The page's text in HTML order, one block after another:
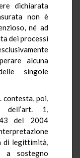
dichiarata
non è
né ad
dei processi
alcuna
singole
poi,
dell’art. 1,
del 2004
di legittimità,
a sostegno